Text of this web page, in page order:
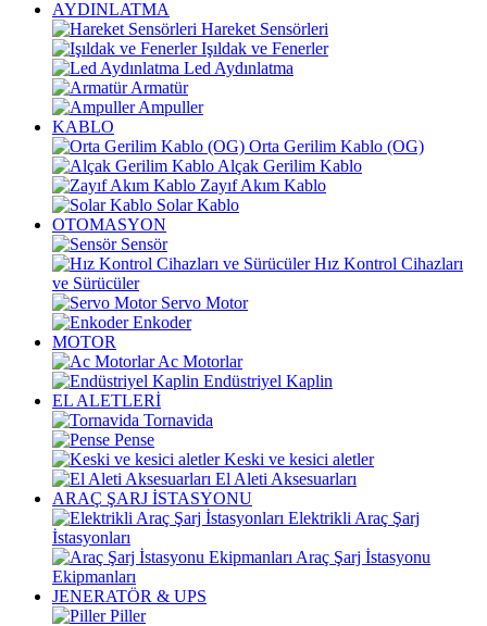
AYDINLATMA
Hareket Sensörleri
Işıldak ve Fenerler
Led Aydınlatma
Armatür
Ampuller
KABLO
Orta Gerilim Kablo (OG)
Alçak Gerilim Kablo
Zayıf Akım Kablo
Solar Kablo
OTOMASYON
Sensör
Hız Kontrol Cihazları
ve Sürücüler
Servo Motor
Enkoder
MOTOR
Ac Motorlar
Endüstriyel Kaplin
EL ALETLERİ
Tornavida
Pense
Keski ve kesici aletler
El Aleti Aksesuarları
ARAÇ ŞARJ İSTASYONU
Elektrikli Araç Şarj
İstasyonları
Araç Şarj İstasyonu
Ekipmanları
JENERATÖR & UPS
Piller